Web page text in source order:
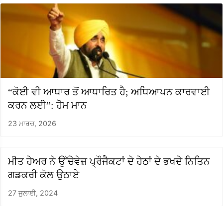
“ਕੋਈ ਵੀ ਆਧਾਰ ਤੋਂ ਆਧਾਰਿਤ ਹੈ; ਅਧਿਆਪਨ ਕਾਰਵਾਈ
ਕਰਨ ਲਈ”: ਹੋਮ ਮਾਨ
23 ਮਾਰਚ, 2026
ਮੀਤ ਹੇਅਰ ਨੇ ਉੱਚੇਵੇਜ਼ ਪ੍ਰੌਜੈਕਟਾਂ ਦੇ ਹੇਠਾਂ ਦੇ ਭਖਦੇ ਨਿਤਿਨ
ਗਡਕਰੀ ਕੋਲ ਉਠਾਏ
27 ਜੁਲਾਈ, 2024